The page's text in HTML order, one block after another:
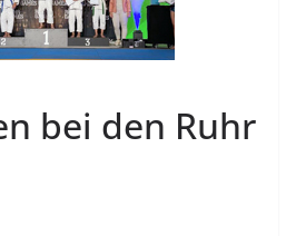
bei den Ruhr